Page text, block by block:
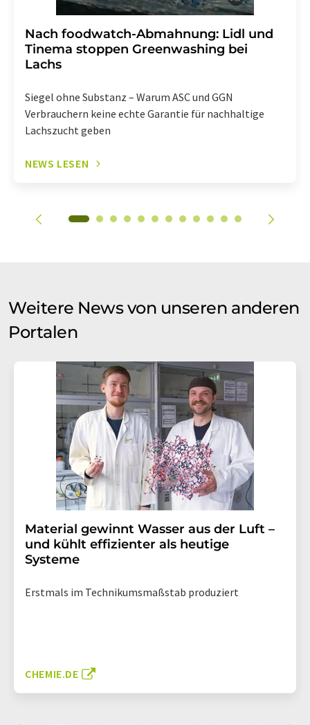
Nach foodwatch-Abmahnung: Lidl und
Tinema stoppen Greenwashing bei
Lachs
Siegel ohne Substanz – Warum ASC und GGN
Verbrauchern keine echte Garantie für nachhaltige
Lachszucht geben
NEWS LESEN
Weitere News von unseren anderen
Portalen
Material gewinnt Wasser aus der Luft –
und kühlt effizienter als heutige
Systeme
Erstmals im Technikumsmaßstab produziert
CHEMIE.DE